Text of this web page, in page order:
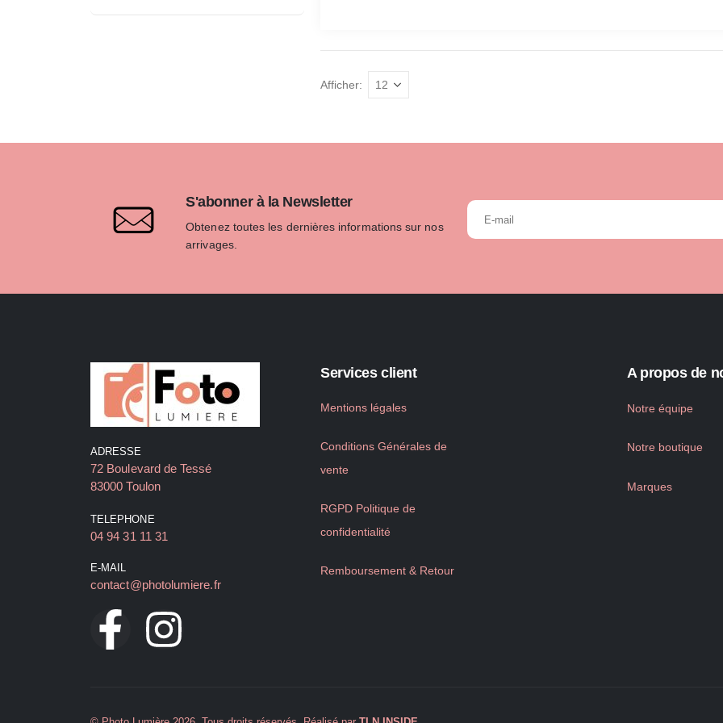
Afficher:
S'abonner à la Newsletter
Obtenez toutes les dernières informations sur nos
arrivages.
ADRESSE
72 Boulevard de Tessé
83000 Toulon
TELEPHONE
04 94 31 11 31
E-MAIL
contact@photolumiere.fr
Services client
Mentions légales
Conditions Générales de
vente
RGPD Politique de
confidentialité
Remboursement & Retour
A propos de
Notre équipe
Notre boutique
Marques